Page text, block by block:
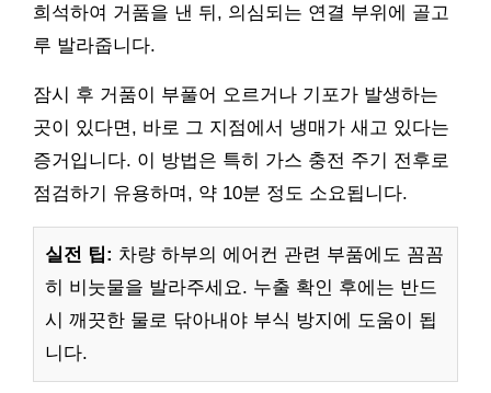
희석하여 거품을 낸 뒤, 의심되는 연결 부위에 골고
루 발라줍니다.
잠시 후 거품이 부풀어 오르거나 기포가 발생하는
곳이 있다면, 바로 그 지점에서 냉매가 새고 있다는
증거입니다. 이 방법은 특히 가스 충전 주기 전후로
점검하기 유용하며, 약 10분 정도 소요됩니다.
실전 팁: 차량 하부의 에어컨 관련 부품에도 꼼꼼
히 비눗물을 발라주세요. 누출 확인 후에는 반드
시 깨끗한 물로 닦아내야 부식 방지에 도움이 됩
니다.